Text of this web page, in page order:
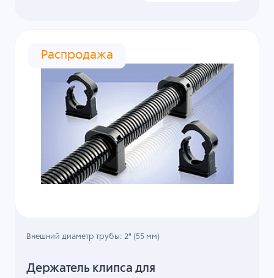
Распродажа
Держатель клипса для
Внешний диаметр трубы: 2" (55 мм)